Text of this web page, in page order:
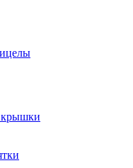
крышки